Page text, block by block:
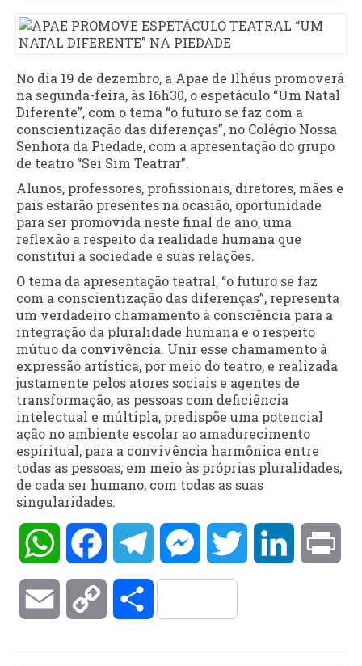
No dia 19 de dezembro, a Apae de Ilhéus promoverá
na segunda-feira, às 16h30, o espetáculo “Um Natal
Diferente”, com o tema “o futuro se faz com a
conscientização das diferenças”, no Colégio Nossa
Senhora da Piedade, com a apresentação do grupo
de teatro “Sei Sim Teatrar”.
Alunos, professores, profissionais, diretores, mães e
pais estarão presentes na ocasião, oportunidade
para ser promovida neste final de ano, uma
reflexão a respeito da realidade humana que
constitui a sociedade e suas relações.
O tema da apresentação teatral, “o futuro se faz
com a conscientização das diferenças”, representa
um verdadeiro chamamento à consciência para a
integração da pluralidade humana e o respeito
mútuo da convivência. Unir esse chamamento à
expressão artística, por meio do teatro, e realizada
justamente pelos atores sociais e agentes de
transformação, as pessoas com deficiência
intelectual e múltipla, predispõe uma potencial
ação no ambiente escolar ao amadurecimento
espiritual, para a convivência harmônica entre
todas as pessoas, em meio às próprias pluralidades,
de cada ser humano, com todas as suas
singularidades.
WhatsAppFacebookTelegramMessengerTwitter LinkedIn
Email Copy Compartilhar